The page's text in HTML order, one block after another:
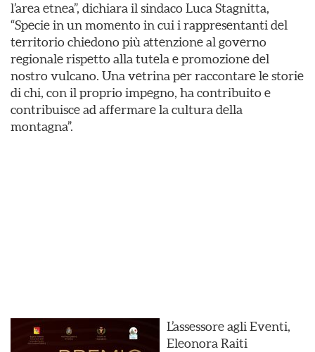
l’area etnea”, dichiara il sindaco Luca Stagnitta,
“Specie in un momento in cui i rappresentanti del
territorio chiedono più attenzione al governo
regionale rispetto alla tutela e promozione del
nostro vulcano. Una vetrina per raccontare le storie
di chi, con il proprio impegno, ha contribuito e
contribuisce ad affermare la cultura della
montagna”.
L’assessore agli Eventi,
Eleonora Raiti